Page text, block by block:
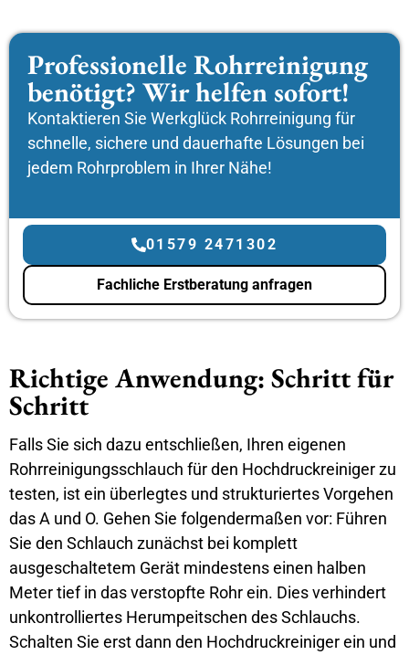
Professionelle Rohrreinigung
benötigt? Wir helfen sofort!
Kontaktieren Sie Werkglück Rohrreinigung für
schnelle, sichere und dauerhafte Lösungen bei
jedem Rohrproblem in Ihrer Nähe!
01579 2471302
Fachliche Erstberatung anfragen
Richtige Anwendung: Schritt für
Schritt
Falls Sie sich dazu entschließen, Ihren eigenen
Rohrreinigungsschlauch für den Hochdruckreiniger zu
testen, ist ein überlegtes und strukturiertes Vorgehen
das A und O. Gehen Sie folgendermaßen vor: Führen
Sie den Schlauch zunächst bei komplett
ausgeschaltetem Gerät mindestens einen halben
Meter tief in das verstopfte Rohr ein. Dies verhindert
unkontrolliertes Herumpeitschen des Schlauchs.
Schalten Sie erst dann den Hochdruckreiniger ein und